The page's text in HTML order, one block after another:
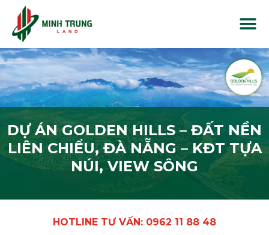
DỰ ÁN GOLDEN HILLS – ĐẤT NỀN
LIÊN CHIỂU, ĐÀ NẴNG – KĐT TỰA
NÚI, VIEW SÔNG
HOTLINE TƯ VẤN: 0962 11 88 48